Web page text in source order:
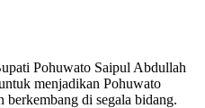
Pohuwato Saipul Abdullah
menjadikan Pohuwato
berkembang di segala bidang.